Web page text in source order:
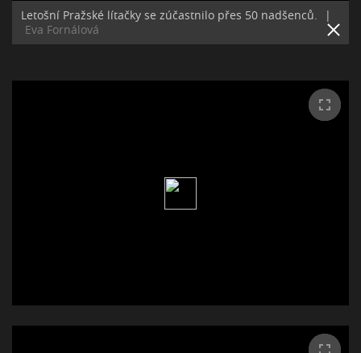
Letošní Pražské lítačky se zúčastnilo přes 50 nadšenců.
|
Eva Fornálová